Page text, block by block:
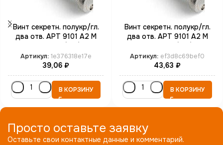
Винт секретн. полукр/гл.
два отв. АРТ 9101 А2 M
Артикул: 1e376318e17e
39,06 ₽
В КОРЗИНУ
Винт секретн. полукр/гл.
два отв. АРТ 9101 А2 M
Артикул: ef3d8c69bef0
43,63 ₽
В КОРЗИНУ
Просто оставьте заявку
Оставьте свои контактные данные и комментарий.